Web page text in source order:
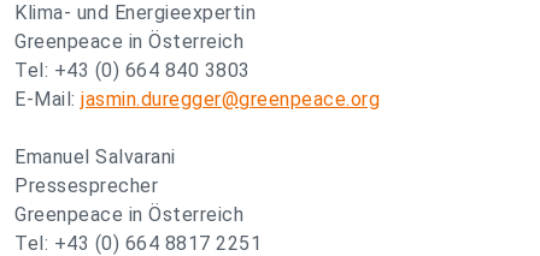
Klima- und Energieexpertin
Greenpeace in Österreich
Tel: +43 (0) 664 840 3803
E-Mail: jasmin.duregger@greenpeace.org
Emanuel Salvarani
Pressesprecher
Greenpeace in Österreich
Tel: +43 (0) 664 8817 2251